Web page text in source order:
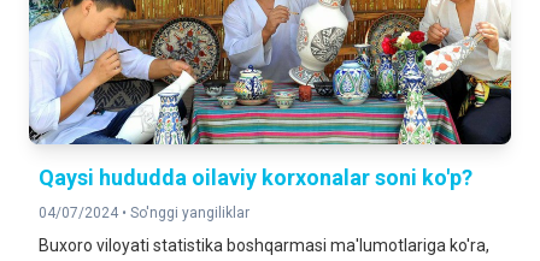
Qaysi hududda oilaviy korxonalar soni ko'p?
04/07/2024 • So'nggi yangiliklar
Buxoro viloyati statistika boshqarmasi ma'lumotlariga ko'ra,